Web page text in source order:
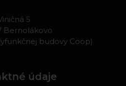
5
Bernolákovo
budovy Coop)
údaje